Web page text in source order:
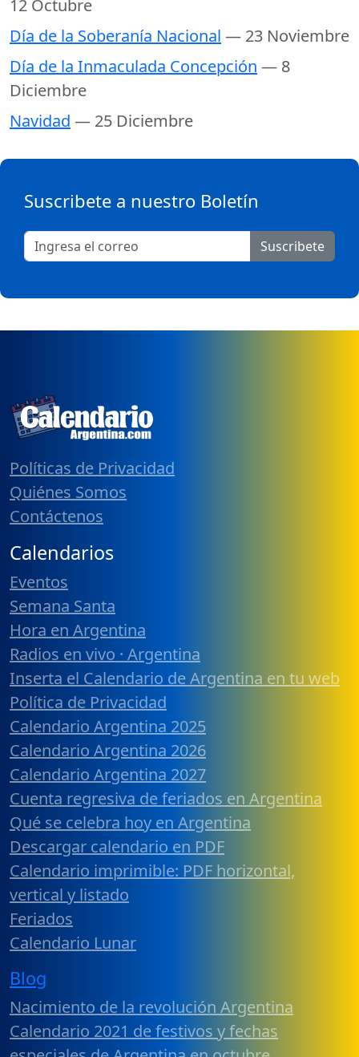
12 Octubre
Día de la Soberanía Nacional — 23 Noviembre
Día de la Inmaculada Concepción — 8
Diciembre
Navidad — 25 Diciembre
Suscribete a nuestro Boletín
Suscribete
Políticas de Privacidad
Quiénes Somos
Contáctenos
Calendarios
Eventos
Semana Santa
Hora en Argentina
Radios en vivo · Argentina
Inserta el Calendario de Argentina en tu web
Política de Privacidad
Calendario Argentina 2025
Calendario Argentina 2026
Calendario Argentina 2027
Cuenta regresiva de feriados en Argentina
Qué se celebra hoy en Argentina
Descargar calendario en PDF
Calendario imprimible: PDF horizontal,
vertical y listado
Feriados
Calendario Lunar
Blog
Nacimiento de la revolución Argentina
Calendario 2021 de festivos y fechas